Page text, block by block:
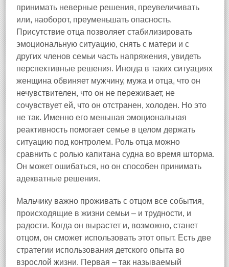
принимать неверные решения, преувеличивать
или, наоборот, преуменьшать опасность.
Присутствие отца позволяет стабилизировать
эмоциональную ситуацию, снять с матери и с
других членов семьи часть напряжения, увидеть
перспективные решения. Иногда в таких ситуациях
женщина обвиняет мужчину, мужа и отца, что он
нечувствителен, что он не переживает, не
сочувствует ей, что он отстранен, холоден. Но это
не так. Именно его меньшая эмоциональная
реактивность помогает семье в целом держать
ситуацию под контролем. Роль отца можно
сравнить с ролью капитана судна во время шторма.
Он может ошибаться, но он способен принимать
адекватные решения.
Мальчику важно проживать с отцом все события,
происходящие в жизни семьи – и трудности, и
радости. Когда он вырастет и, возможно, станет
отцом, он сможет использовать этот опыт. Есть две
стратегии использования детского опыта во
взрослой жизни. Первая – так называемый